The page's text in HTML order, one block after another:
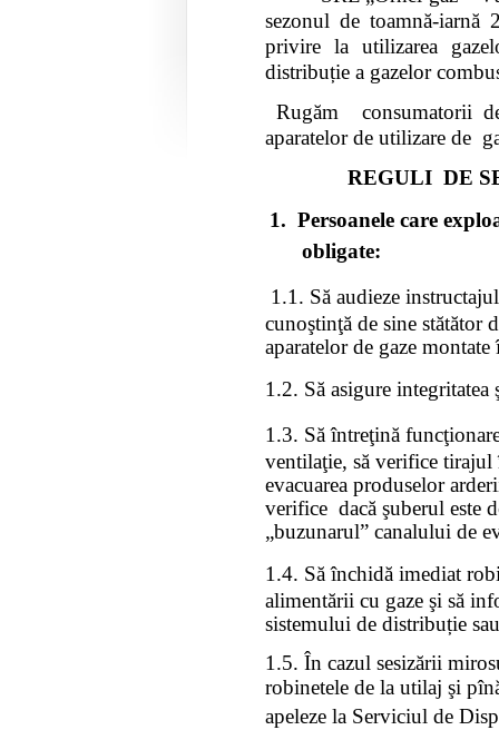
sezonul de toamnă-
privire la utilizarea
distribuție a gazelor
Rugăm consumatorii
aparatelor de utilizare de
REGULI DE
1. Persoanele care
obligate:
1.1. Să audieze
cunoştinţă de sine stătător
aparatelor de gaze montate
1.2. Să asigure
1.3. Să întreţină
ventilaţie, să verifice tirajul
evacuarea produselor
verifice dacă şuberul este
„buzunarul” canalului de
1.4. Să închidă imediat
alimentării cu gaze şi să
sistemului de distribuție
1.5. În cazul sesizării
robinetele de la utilaj şi
apeleze la Serviciul de